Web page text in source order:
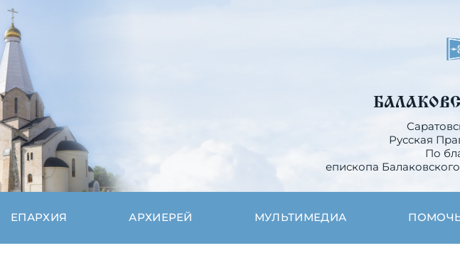
Русская
По
епископа
ЕПАРХИЯ АРХИЕРЕЙ МУЛЬТИМЕДИА